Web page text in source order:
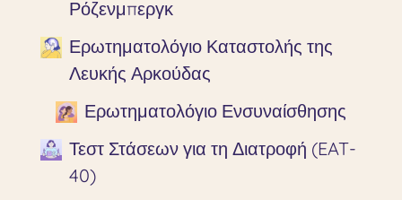
Ρόζενμπεργκ
Ερωτηματολόγιο Καταστολής της
Λευκής Αρκούδας
Ερωτηματολόγιο Ενσυναίσθησης
Τεστ Στάσεων για τη Διατροφή (EAT-
40)